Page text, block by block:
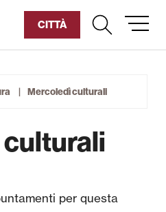
CITTÀ
Mercoledì culturali
per questa